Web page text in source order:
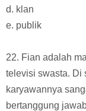
d. klan
e. publik
22. Fian adalah
televisi swasta. Di
karyawannya
bertanggung